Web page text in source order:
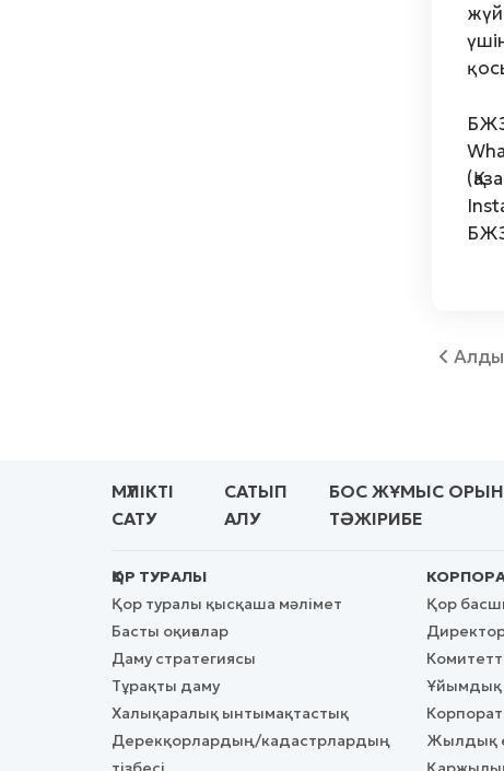
МҮЛІКТІ
САТУ
САТЫП
АЛУ
БОС ЖҰМЫС
ТӘЖІРИБЕ
ҚОР ТУРАЛЫ
Қор туралы қысқаша мәлімет
Басты оқиғалар
Даму стратегиясы
Тұрақты даму
Халықаралық ынтымақтастық
Дерекқорлардың/кадастрлардың
Қор
Ұйымдық
Жылдық